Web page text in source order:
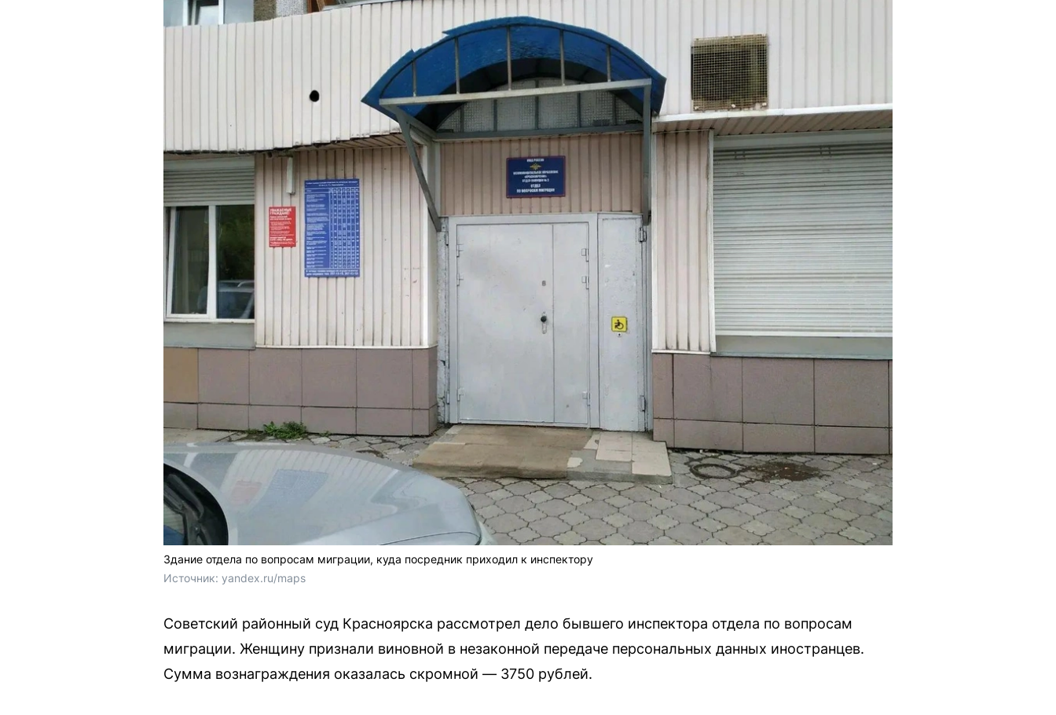
Здание отдела по вопросам миграции, куда посредник приходил к инспектору
Источник: yandex.ru/maps
Советский районный суд Красноярска рассмотрел дело бывшего инспектора отдела по вопросам
миграции. Женщину признали виновной в незаконной передаче персональных данных иностранцев.
Сумма вознаграждения оказалась скромной — 3750 рублей.